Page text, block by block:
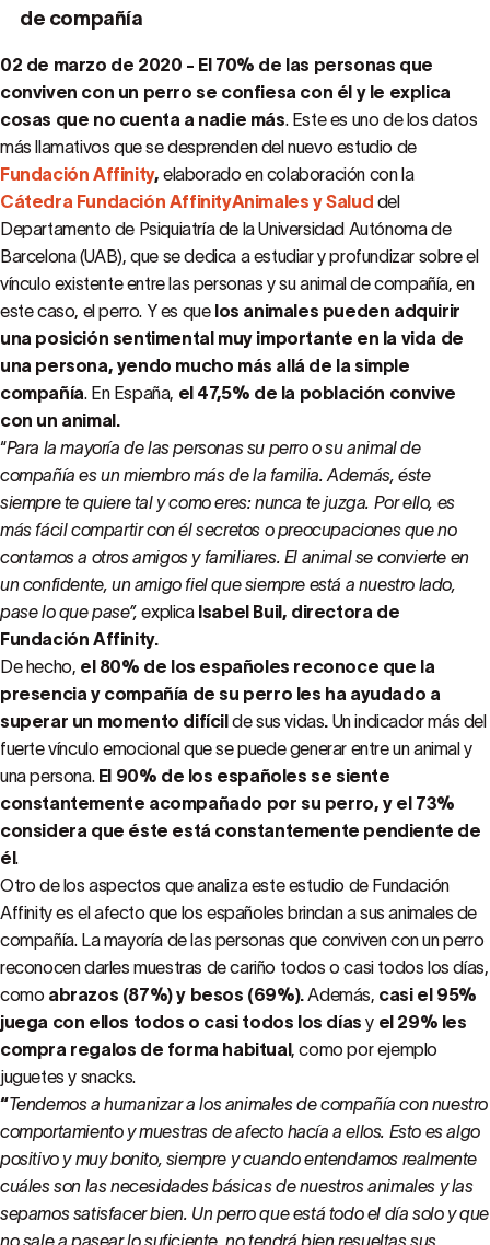
de compañía
02 de marzo de 2020 - El 70% de las personas que
conviven con un perro se confiesa con él y le explica
cosas que no cuenta a nadie más. Este es uno de los datos
más llamativos que se desprenden del nuevo estudio de
Fundación Affinity, elaborado en colaboración con la
Cátedra Fundación AffinityAnimales y Salud del
Departamento de Psiquiatría de la Universidad Autónoma de
Barcelona (UAB), que se dedica a estudiar y profundizar sobre el
vínculo existente entre las personas y su animal de compañía, en
este caso, el perro. Y es que los animales pueden adquirir
una posición sentimental muy importante en la vida de
una persona, yendo mucho más allá de la simple
compañía. En España, el 47,5% de la población convive
con un animal.
“Para la mayoría de las personas su perro o su animal de
compañía es un miembro más de la familia. Además, éste
siempre te quiere tal y como eres: nunca te juzga. Por ello, es
más fácil compartir con él secretos o preocupaciones que no
contamos a otros amigos y familiares. El animal se convierte en
un confidente, un amigo fiel que siempre está a nuestro lado,
pase lo que pase”,explica Isabel Buil, directora de
Fundación Affinity.
De hecho, el 80% de los españoles reconoce que la
presencia y compañía de su perro les ha ayudado a
superar un momento difícilde sus vidas. Un indicador más del
fuerte vínculo emocional que se puede generar entre un animal y
una persona. El 90% de los españoles se siente
constantemente acompañado por su perro, y el 73%
considera que éste está constantemente pendiente de
él.
Otro de los aspectos que analiza este estudio de Fundación
Affinity es el afecto que los españoles brindan a sus animales de
compañía. La mayoría de las personas que conviven con un perro
reconocen darles muestras de cariño todos o casi todos los días,
como abrazos (87%) y besos (69%).Además, casi el 95%
juega con ellos todos o casi todos los días y el 29% les
compra regalos de forma habitual, como por ejemplo
juguetes y snacks.
“Tendemos a humanizar a los animales de compañía con nuestro
comportamiento y muestras de afecto hacía a ellos. Esto es algo
positivo y muy bonito, siempre y cuando entendamos realmente
cuáles son las necesidades básicas de nuestros animales y las
sepamos satisfacer bien. Un perro que está todo el día solo y que
no sale a pasear lo suficiente, no tendrá bien resueltas sus